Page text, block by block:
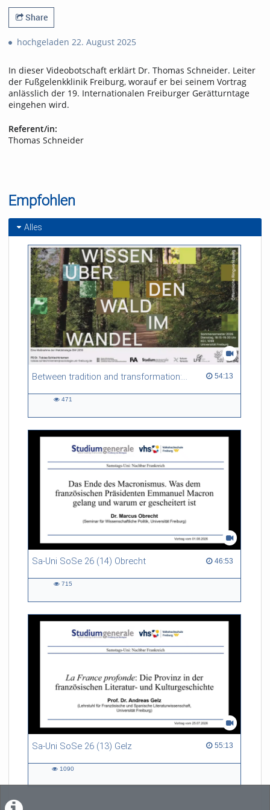
Share
hochgeladen 22. August 2025
In dieser Videobotschaft erklärt Dr. Thomas Schneider. Leiter
der Fußgelenkklinik Freiburg, worauf er bei seinem Vortrag
anlässlich der 19. Internationalen Freiburger Gerätturntage
eingehen wird.
Referent/in:
Thomas Schneider
Empfohlen
Alles
Between tradition and transformation: how owners, advisers and institutions co-create knowledge for resilient forests in Europe 54:13
54:13 duration
471
Sa-Uni SoSe 26 (14) Obrecht 46:53
46:53 duration
715
Sa-Uni SoSe 26 (13) Gelz 55:13
55:13 duration
1090